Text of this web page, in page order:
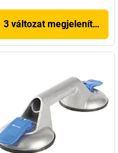
3 változat megjelenítése